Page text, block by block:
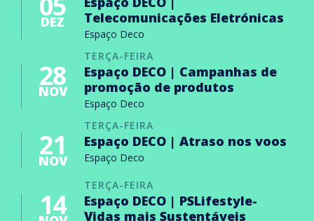
DEZ
Telecomunicações Eletrónicas
Espaço Deco
TERÇA-FEIRA
28
NOV
Espaço DECO | Campanhas de
promoção de produtos
Espaço Deco
TERÇA-FEIRA
21
NOV
Espaço DECO | Atraso nos voos
Espaço Deco
TERÇA-FEIRA
14
Espaço DECO | PSLifestyle-
Vidas mais Sustentáveis